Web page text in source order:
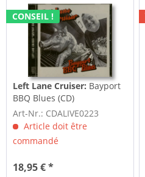
CONSEIL !
Left Lane Cruiser: Bayport
BBQ Blues (CD)
Art-Nr.: CDALIVE0223
Article doit être
commandé
18,95 € *